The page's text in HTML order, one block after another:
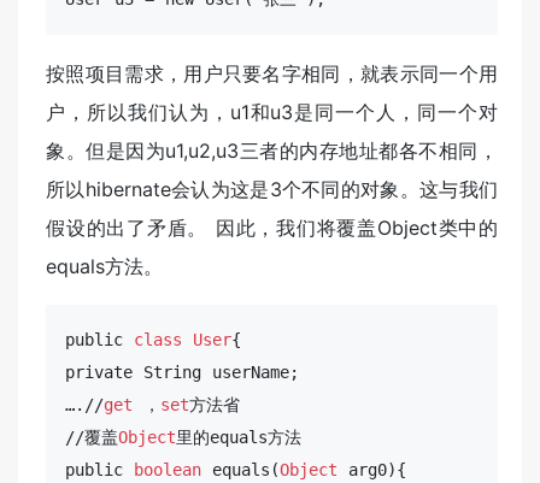
按照项目需求，用户只要名字相同，就表示同一个用
户，所以我们认为，u1和u3是同一个人，同一个对
象。但是因为u1,u2,u3三者的内存地址都各不相同，
所以hibernate会认为这是3个不同的对象。这与我们
假设的出了矛盾。 因此，我们将覆盖Object类中的
equals方法。
public class User{
private String userName;
….//get ， set方法省
//覆盖Object
public
boolean equals(Object